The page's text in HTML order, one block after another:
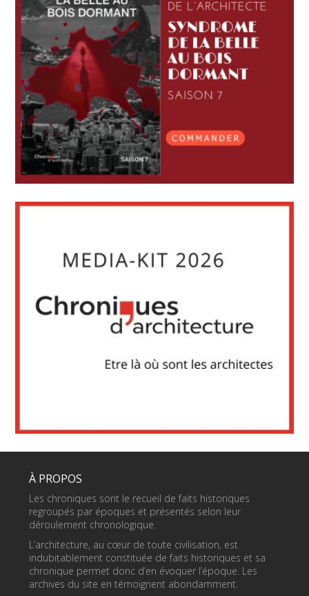
À PROPOS
Les chroniques sont le recueil de faits historiques
regroupés par époques et présentés selon leur
déroulement chronologique.
L’architecture, au cœur de toute civilisation, est
indubitablement constituée de faits historiques et sa
chronique permet donc d’en évoquer l’époque. Les
archives du site en témoignent abondamment.